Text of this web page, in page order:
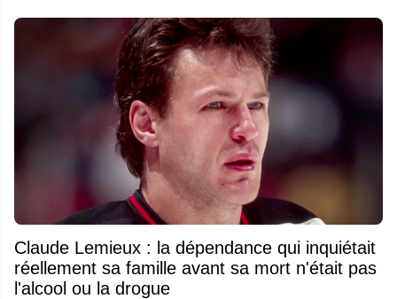
Claude Lemieux : la dépendance qui inquiétait
réellement sa famille avant sa mort n'était pas
l'alcool ou la drogue